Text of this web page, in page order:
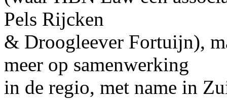
Pels Rijcken
& Droogleever Fortuijn),
meer op samenwerking
in de regio, met name in